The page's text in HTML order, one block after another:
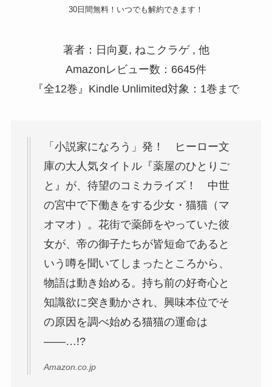
30日間無料！いつでも解約できます！
著者：日向夏, ねこクラゲ , 他
Amazonレビュー数：6645件
『全12巻』Kindle Unlimited対象：1巻まで
「小説家になろう」発！ ヒーロー文
庫の大人気タイトル『薬屋のひとりご
と』が、待望のコミカライズ！ 中世
の宮中で下働きをする少女・猫猫（マ
オマオ）。花街で薬師をやっていた彼
女が、帝の御子たちが皆短命であると
いう噂を聞いてしまったところから、
物語は動き始める。持ち前の好奇心と
知識欲に突き動かされ、興味本位でそ
の原因を調べ始める猫猫の運命は
――…!?
Amazon.co.jp